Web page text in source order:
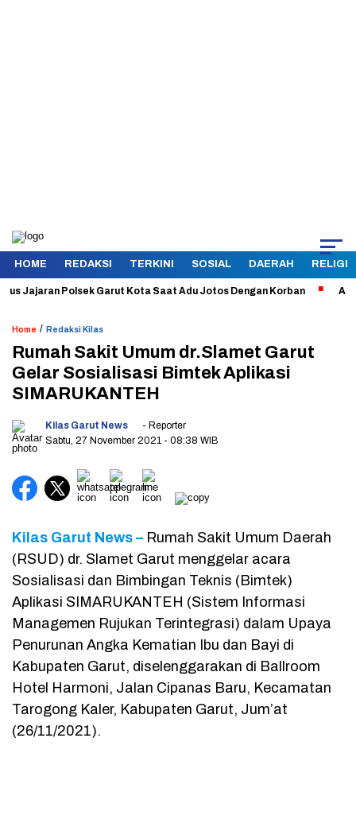
HOME REDAKSI TERKINI SOSIAL DAERAH RELIGI
Polsek Garut Kota Saat Adu Jotos Dengan Korban Aman dan
Home / Redaksi Kilas
Rumah Sakit Umum dr.Slamet Garut
Gelar Sosialisasi Bimtek Aplikasi
SIMARUKANTEH
Kilas Garut News
- Reporter
Sabtu, 27 November 2021 - 08:38 WIB
Kilas Garut News – Rumah Sakit Umum Daerah
(RSUD) dr. Slamet Garut menggelar acara
Sosialisasi dan Bimbingan Teknis (Bimtek)
Aplikasi SIMARUKANTEH (Sistem Informasi
Managemen Rujukan Terintegrasi) dalam Upaya
Penurunan Angka Kematian Ibu dan Bayi di
Kabupaten Garut, diselenggarakan di Ballroom
Hotel Harmoni, Jalan Cipanas Baru, Kecamatan
Tarogong Kaler, Kabupaten Garut, Jum’at
(26/11/2021).